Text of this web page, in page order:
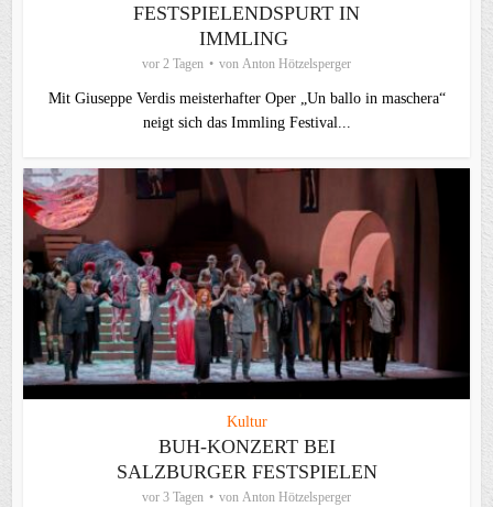
FESTSPIELENDSPURT IN
IMMLING
vor 2 Tagen von Anton Hötzelsperger
Mit Giuseppe Verdis meisterhafter Oper „Un ballo in maschera“
neigt sich das Immling Festival...
Kultur
BUH-KONZERT BEI
SALZBURGER FESTSPIELEN
vor 3 Tagen von Anton Hötzelsperger